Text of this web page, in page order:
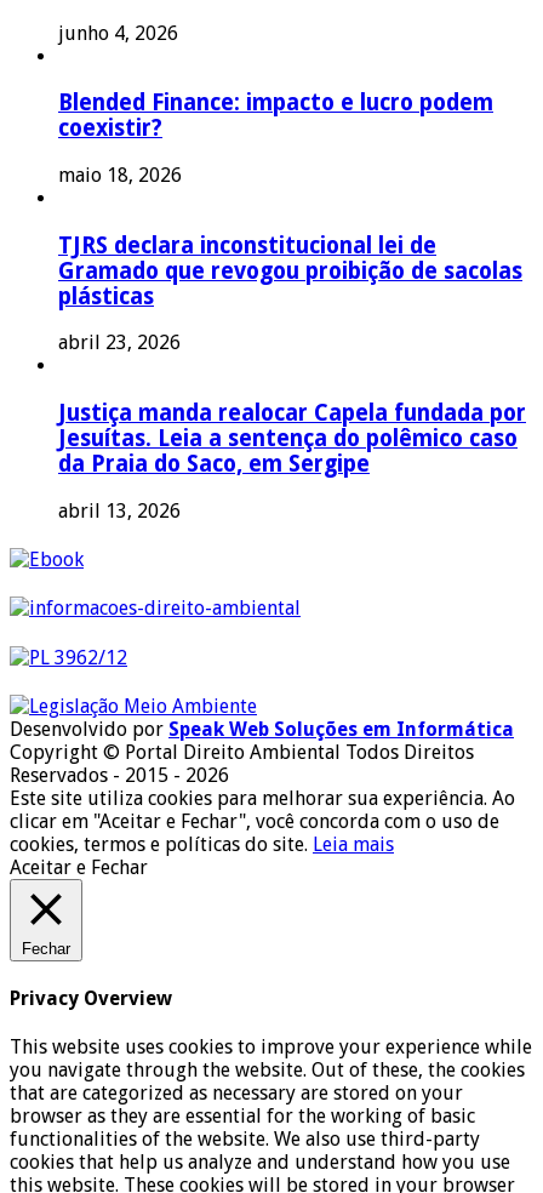
junho 4, 2026
Blended Finance: impacto e lucro podem
coexistir?
maio 18, 2026
TJRS declara inconstitucional lei de
Gramado que revogou proibição de sacolas
plásticas
abril 23, 2026
Justiça manda realocar Capela fundada por
Jesuítas. Leia a sentença do polêmico caso
da Praia do Saco, em Sergipe
abril 13, 2026
Desenvolvido por Speak Web Soluções em Informática
Copyright © Portal Direito Ambiental Todos Direitos
Reservados - 2015 - 2026
Este site utiliza cookies para melhorar sua experiência. Ao
clicar em "Aceitar e Fechar", você concorda com o uso de
cookies, termos e políticas do site. Leia mais
Aceitar e Fechar
Fechar
Privacy Overview
This website uses cookies to improve your experience while
you navigate through the website. Out of these, the cookies
that are categorized as necessary are stored on your
browser as they are essential for the working of basic
functionalities of the website. We also use third-party
cookies that help us analyze and understand how you use
this website. These cookies will be stored in your browser